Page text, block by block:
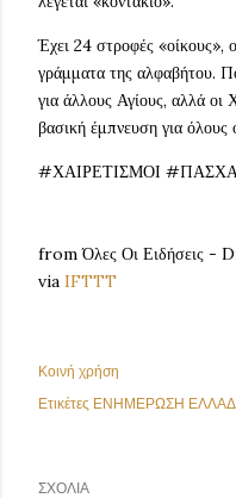
Έχει 24 στροφές «οίκους»,
γράμματα της αλφαβήτου.
για άλλους Αγίους, αλλά οι
βασική έμπνευση για όλους
#ΧΑΙΡΕΤΙΣΜΟΙ
from Όλες Οι Ειδήσεις -
via IFTTT
Κοινή χρήση
Ετικέτες ΕΝΗΜΕΡΩΣΗ
ΣΧΌΛΙΑ